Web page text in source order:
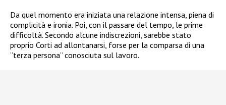
Da quel momento era iniziata una relazione intensa, piena di
complicità e ironia. Poi, con il passare del tempo, le prime
difficoltà. Secondo alcune indiscrezioni, sarebbe stato
proprio Corti ad allontanarsi, forse per la comparsa di una
“terza persona” conosciuta sul lavoro.